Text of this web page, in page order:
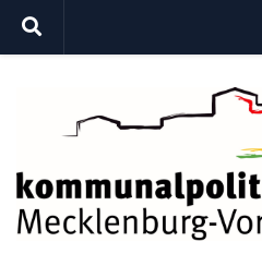
Zum Inhalt springen